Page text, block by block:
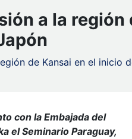
a la región
de Kansai en el
con la Embajada del
el Seminario Paraguay,